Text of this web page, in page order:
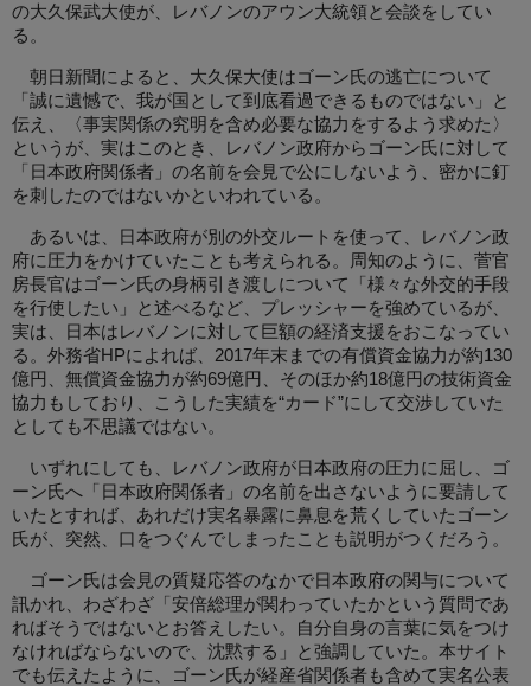
の大久保武大使が、レバノンのアウン大統領と会談をしてい
る。
朝日新聞によると、大久保大使はゴーン氏の逃亡について
「誠に遺憾で、我が国として到底看過できるものではない」と
伝え、〈事実関係の究明を含め必要な協力をするよう求めた〉
というが、実はこのとき、レバノン政府からゴーン氏に対して
「日本政府関係者」の名前を会見で公にしないよう、密かに釘
を刺したのではないかといわれている。
あるいは、日本政府が別の外交ルートを使って、レバノン政
府に圧力をかけていたことも考えられる。周知のように、菅官
房長官はゴーン氏の身柄引き渡しについて「様々な外交的手段
を行使したい」と述べるなど、プレッシャーを強めているが、
実は、日本はレバノンに対して巨額の経済支援をおこなってい
る。外務省HPによれば、2017年末までの有償資金協力が約130
億円、無償資金協力が約69億円、そのほか約18億円の技術資金
協力もしており、こうした実績を“カード”にして交渉していた
としても不思議ではない。
いずれにしても、レバノン政府が日本政府の圧力に屈し、ゴ
ーン氏へ「日本政府関係者」の名前を出さないように要請して
いたとすれば、あれだけ実名暴露に鼻息を荒くしていたゴーン
氏が、突然、口をつぐんでしまったことも説明がつくだろう。
ゴーン氏は会見の質疑応答のなかで日本政府の関与について
訊かれ、わざわざ「安倍総理が関わっていたかという質問であ
ればそうではないとお答えしたい。自分自身の言葉に気をつけ
なければならないので、沈黙する」と強調していた。本サイト
でも伝えたように、ゴーン氏が経産省関係者も含めて実名公表